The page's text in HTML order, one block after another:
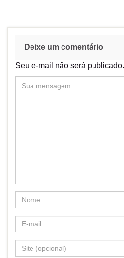
Deixe um comentário
Seu e-mail não será publicado.